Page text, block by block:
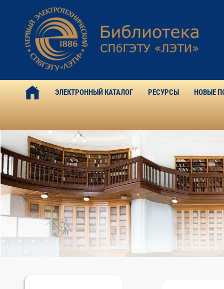
ЭЛЕКТРОННЫЙ КАТАЛОГ РЕСУРСЫ НОВЫЕ